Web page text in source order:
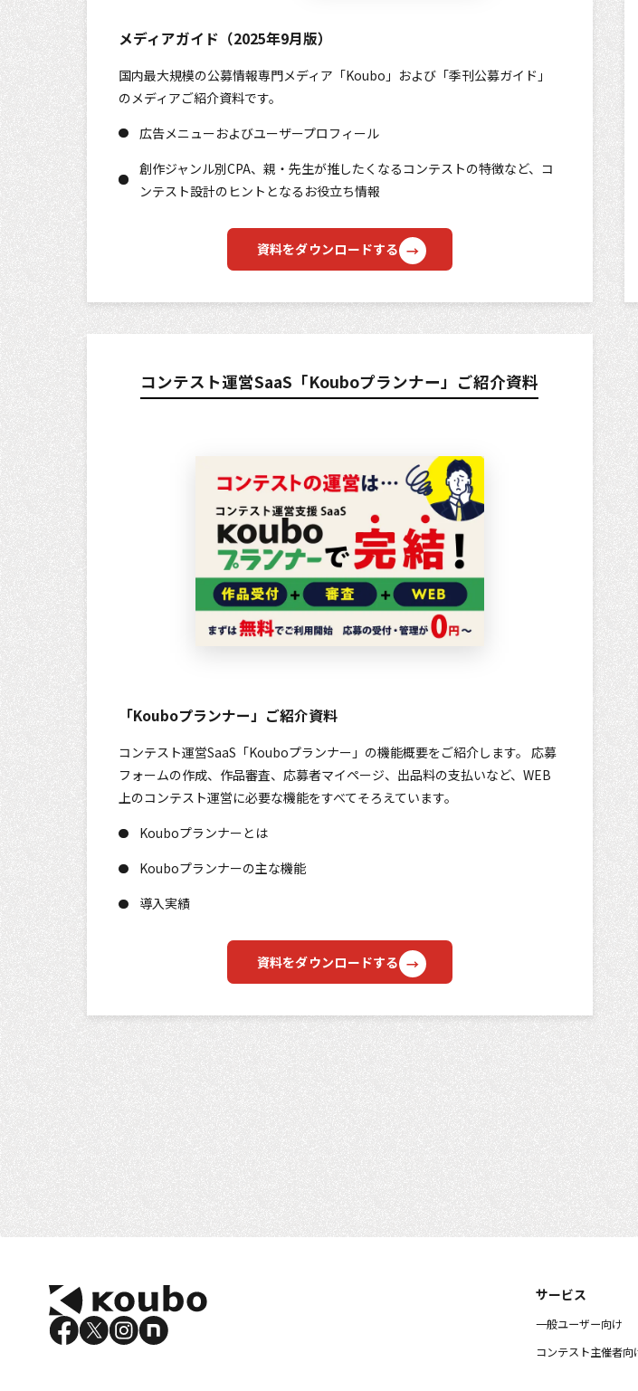
メディアガイド（2025年9月版）
国内最大規模の公募情報専門メディア「Koubo」および「季刊公募ガイド」
のメディアご紹介資料です。
広告メニューおよびユーザープロフィール
創作ジャンル別CPA、親・先生が推したくなるコンテストの特徴など、コ
ンテスト設計のヒントとなるお役立ち情報
資料をダウンロードする
コンテスト運営SaaS「Kouboプランナー」ご紹介資料
「Kouboプランナー」ご紹介資料
コンテスト運営SaaS「Kouboプランナー」の機能概要をご紹介します。 応募
フォームの作成、作品審査、応募者マイページ、出品料の支払いなど、WEB
上のコンテスト運営に必要な機能をすべてそろえています。
Kouboプランナーとは
Kouboプランナーの主な機能
導入実績
資料をダウンロードする
サービス
一般ユーザー向け
コンテスト主催者向